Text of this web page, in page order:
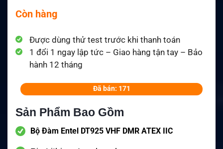
Còn hàng
Được dùng thử test trước khi thanh toán
1 đổi 1 ngay lập tức – Giao hàng tận tay – Bảo
hành 12 tháng
Đã bán: 171
Sản Phẩm Bao Gồm
Bộ Đàm Entel DT925 VHF DMR ATEX IIC